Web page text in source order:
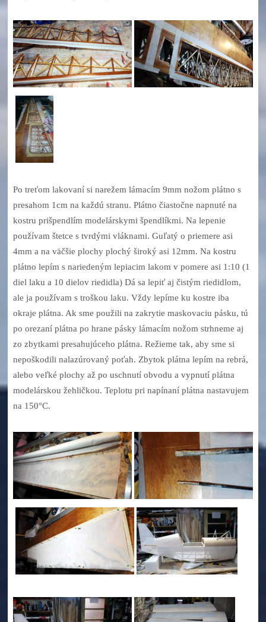
Po treťom lakovaní si narežem lámacím 9mm nožom plátno s
presahom 1cm na každú stranu. Plátno čiastočne napnuté na
kostru prišpendlím modelárskymi špendlíkmi. Na lepenie
používam štetce s tvrdými vláknami. Guľatý o priemere asi
4mm a na väčšie plochy plochý široký asi 12mm. Na kostru
plátno lepím s nariedeným lepiacim lakom v pomere asi 1:10 (1
diel laku a 10 dielov riedidla) Dá sa lepiť aj čistým riedidlom,
ale ja používam s troškou laku. Vždy lepíme ku kostre iba
okraje plátna. Ak sme použili na zakrytie maskovaciu pásku, tú
po orezaní plátna po hrane pásky lámacím nožom strhneme aj
zo zbytkami presahujúceho plátna. Režieme tak, aby sme si
nepoškodili nalazúrovaný poťah. Zbytok plátna lepím na rebrá,
alebo veľké plochy až po uschnutí obvodu a vypnutí plátna
modelárskou žehličkou. Teplotu pri napínaní plátna nastavujem
na 150°C.